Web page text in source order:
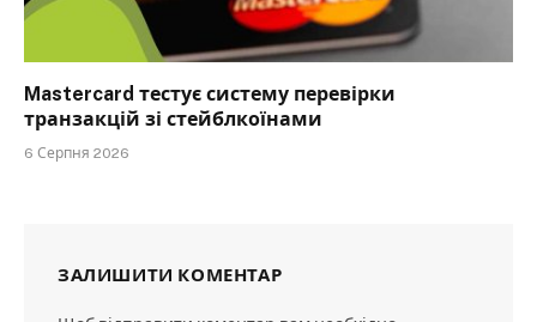
Mastercard тестує систему перевірки
транзакцій зі стейблкоїнами
6 Серпня 2026
ЗАЛИШИТИ КОМЕНТАР